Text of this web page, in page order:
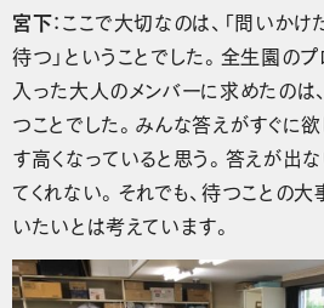
宮下：ここで大切なのは、「問いか
待つ」ということでした。全生園の
入った大人のメンバーに求めたのは
つことでした。みんな答えがすぐに
す高くなっていると思う。答えが出
てくれない。それでも、待つことの
いたいとは考えています。